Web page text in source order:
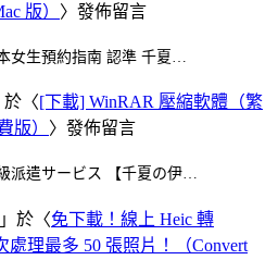
版） 〉發佈留言
女生預約指南 認準 千夏…
於〈[下載] WinRAR 壓縮軟體（繁
版） 〉發佈留言
派遣サービス 【千夏の伊…
」於〈免下載！線上 Heic 轉
處理最多 50 張照片！（Convert